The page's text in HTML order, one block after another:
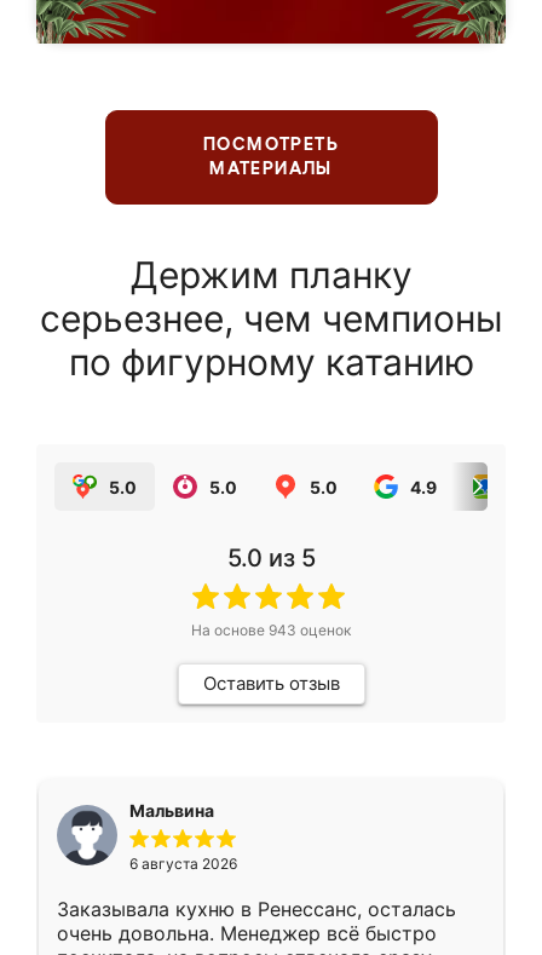
ПОСМОТРЕТЬ
МАТЕРИАЛЫ
Держим планку
серьезнее, чем чемпионы
по фигурному катанию
5.0 5.0 5.0 4.9
5.0 из 5
На основе 943 оценок
Оставить отзыв
Мальвина
6 августа 2026
Заказывала кухню в Ренессанс, осталась
очень довольна. Менеджер всё быстро